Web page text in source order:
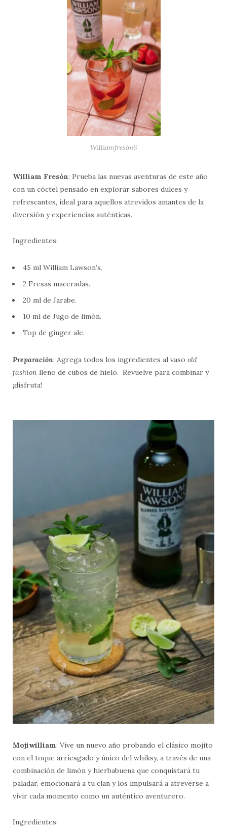
Williamfresón6
William Fresón: Prueba las nuevas aventuras de este año
con un cóctel pensado en explorar sabores dulces y
refrescantes, ideal para aquellos atrevidos amantes de la
diversión y experiencias auténticas.
Ingredientes:
45 ml William Lawson’s.
2 Fresas maceradas.
20 ml de Jarabe.
10 ml de Jugo de limón.
Top de ginger ale.
Preparación: Agrega todos los ingredientes al vaso old
fashion lleno de cubos de hielo. Revuelve para combinar y
¡disfruta!
Mojiwilliam: Vive un nuevo año probando el clásico mojito
con el toque arriesgado y único del whiksy, a través de una
combinación de limón y hierbabuena que conquistará tu
paladar, emocionará a tu clan y los impulsará a atreverse a
vivir cada momento como un auténtico aventurero.
Ingredientes: